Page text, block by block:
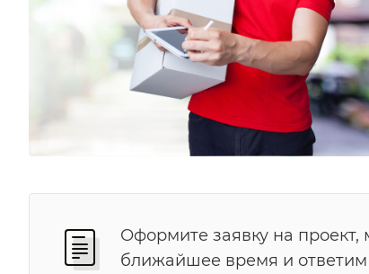
Оформите заявку на
ближайшее время и